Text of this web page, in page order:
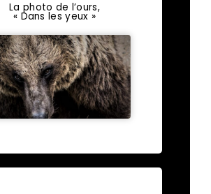
La photo de l’ours,
« Dans les yeux »